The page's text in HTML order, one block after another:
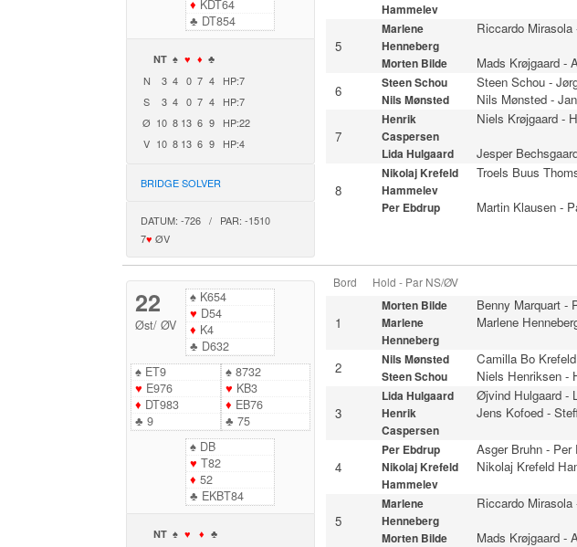
♦ KDT64
♣ DT854
NT ♠ ♥ ♦ ♣
N 3 4 0 7 4
HP:7
S
3 4 0 7 4
HP:7
Ø 10 8 13 6 9
HP:22
V 10 8 13 6 9 HP:4
BRIDGE SOLVER
DATUM: -726 / PAR: -1510
7♥ ØV
Hammelev
5
Marlene
Henneberg
Riccardo Mirasola
Morten Bilde Mads Krøjgaard-
6 Steen Schou Steen Schou-
Nils Mønsted Nils Mønsted-
7
Henrik
Caspersen
Niels Krøjgaard-
Lida Hulgaard Jesper
8
Nikolaj Krefeld
Hammelev
Troels Buus
Per Ebdrup Martin Klausen-
22
Øst/ØV
♠K654
♥ D54
♦ K4
♣ D632
♠ ET9
♥ E976
♦ DT983
♣ 9
♠8732
♥ KB3
♦ EB76
♣ 75
♠DB
♥ T82
♦ 52
♣ EKBT84
NT ♠ ♥ ♦ ♣
Bord Hold - Par NS/ØV
1
Morten Bilde Benny Marquart-
Marlene
Henneberg
Marlene
2 Nils Mønsted Camilla Bo Krefeld
Steen Schou Niels Henriksen-
3
Lida Hulgaard Øjvind Hulgaard-
Henrik
Caspersen
Jens Kofoed-
4
Per Ebdrup Asger Bruhn- Per
Nikolaj Krefeld
Hammelev
Nikolaj Krefeld
5
Marlene
Henneberg
Riccardo Mirasola
Morten Bilde Mads Krøjgaard-